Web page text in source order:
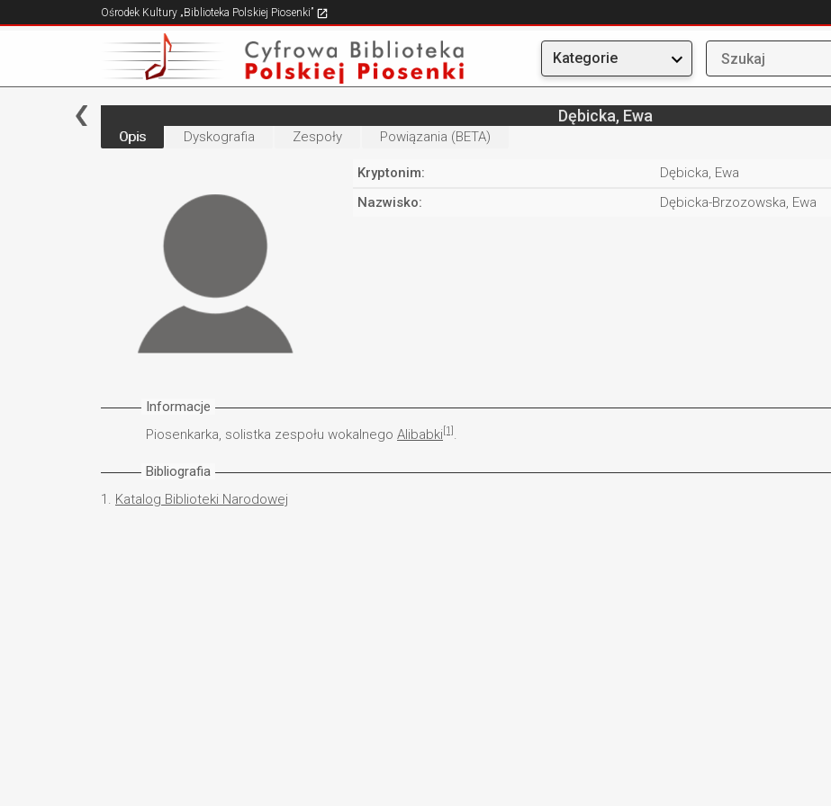
Ośrodek Kultury „Biblioteka Polskiej Piosenki”
Kategorie
Dębicka, Ewa
Opis Dyskografia Zespoły Powiązania (BETA)
Kryptonim:
Dębicka, Ewa
Nazwisko:
Dębicka-Brzozowska, Ewa
Informacje
Piosenkarka, solistka zespołu wokalnego Alibabki [1] .
Bibliografia
1. Katalog Biblioteki Narodowej